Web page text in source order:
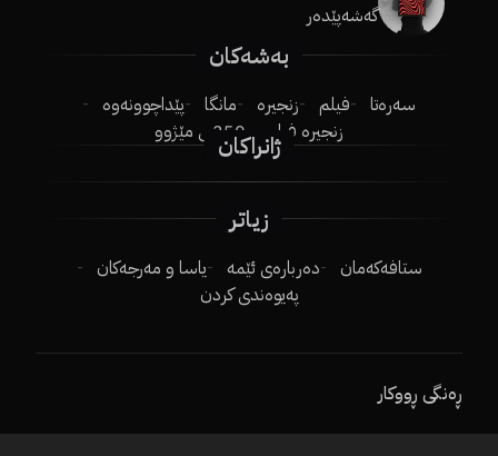
گەشەپێدەر
بەشەکان
سەرەتا فیلم زنجیرە مانگا
پێداچوونەوە
زنجیرە فیلم
250ـی مێژوو
ژانراکان
زیاتر
ستافەکەمان دەربارەی ئێمە
یاسا و مەرجەکان
پەیوەندی کردن
ڕەنگی ڕووکار